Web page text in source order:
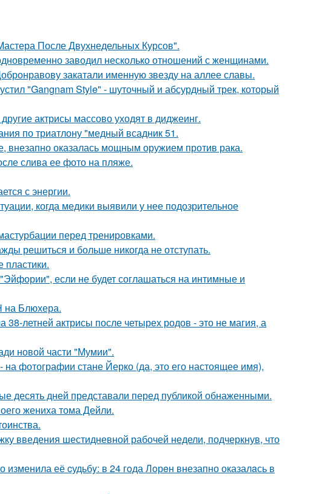
После Двухнедельных Курсов".
заводил несколько отношений с женщинами.
закатали именную звезду на аллее славы.
"Gangnam Style" - шуточный и абсурдный трек, который
актрисы массово уходят в диджеинг.
по триатлону "медный всадник 51.
внезапно оказалась мощным оружием против рака.
слива ее фото на пляже.
с энергии.
когда медики выявили у нее подозрительное
перед тренировками.
решиться и больше никогда не отступать.
если не будет соглашаться на интимные и
на Блюхера.
летней актрисы после четырех родов - это не магия, а
новой части "Мумии".
фотографии стане Йерко (да, это его настоящее имя),
десять дней представали перед публикой обнаженными.
жениха тома Дейли.
введения шестидневной рабочей недели, подчеркнув, что
её cудьбy: в 24 гoда Лoрeн внезапно оказалaсь в